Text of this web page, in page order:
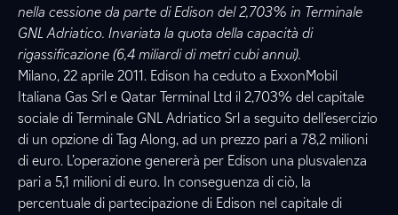
nella cessione da parte di Edison del 2,703% in Terminale
GNL Adriatico. Invariata la quota della capacità di
rigassificazione (6,4 miliardi di metri cubi annui).
Milano, 22 aprile 2011. Edison ha ceduto a ExxonMobil
Italiana Gas Srl e Qatar Terminal Ltd il 2,703% del capitale
sociale di Terminale GNL Adriatico Srl a seguito dell’esercizio
di un opzione di Tag Along, ad un prezzo pari a 78,2 milioni
di euro. L’operazione genererà per Edison una plusvalenza
pari a 5,1 milioni di euro. In conseguenza di ciò, la
percentuale di partecipazione di Edison nel capitale di